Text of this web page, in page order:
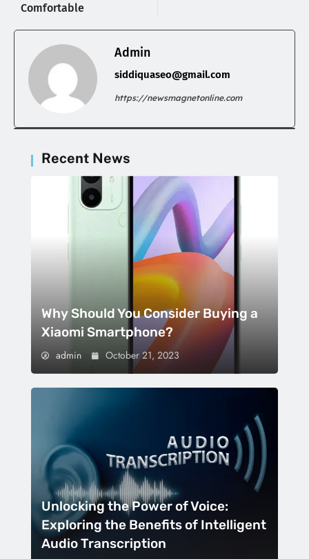
Comfortable
Admin
siddiquaseo@gmail.com
https://newsmagnetonline.com
Recent News
Why Should You Consider Buying a
Xiaomi Smartphone?
admin October 21, 2023
Unlocking the Power of Voice:
Exploring the Benefits of Intelligent
Audio Transcription